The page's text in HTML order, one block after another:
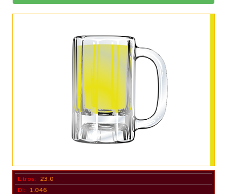
Litros:
23.0
DI:
1.046